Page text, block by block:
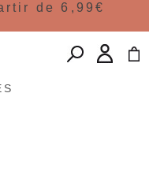
de 6,99€